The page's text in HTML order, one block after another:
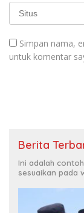
Simpan nama,
untuk komentar
Berita
Ini adalah
sesuaikan pada